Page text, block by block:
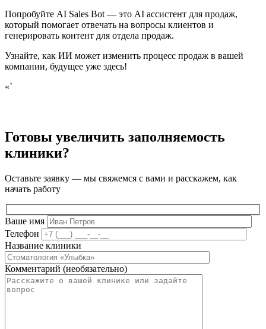
Попробуйте AI Sales Bot — это AI ассистент для продаж,
который помогает отвечать на вопросы клиентов и
генерировать контент для отдела продаж.
Узнайте, как ИИ может изменить процесс продаж в вашей
компании, будущее уже здесь!
«`
Готовы увеличить заполняемость
клиники?
Оставьте заявку — мы свяжемся с вами и расскажем, как
начать работу
Ваше имя
Телефон
Название клиники
Комментарий (необязательно)